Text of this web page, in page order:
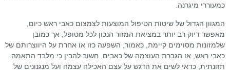
כמעוררי מיגרנה.
המגוון הגדול של שיטות הטיפול המוצעות לצמצום כאבי ראש כיום,
מאפשר דיוק רב יותר במציאת המזור הנכון לכל מטופל, אך כמובן
שלמזונות מסוימים קיימת, כאמור, השפעה כזו או אחרת על היווצרותם של
כאבי ראש, או הגברת העוצמה של כאבים. חשוב להבין כי מלבד התאמה
תזונתית, כדאי לשים את הדגש על עצם האכילה עצמה ועל מנגנונים של